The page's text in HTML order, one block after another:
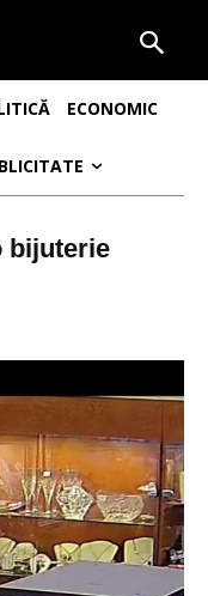
ECONOMIC
bijuterie